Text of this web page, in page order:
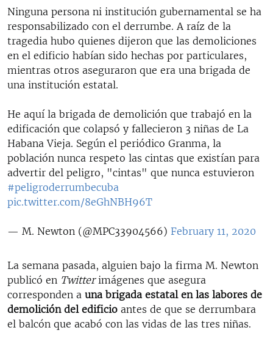
Auto 144p 360p
1080p
Ninguna persona ni institución gubernamental se ha
responsabilizado con el derrumbe. A raíz de la
tragedia hubo quienes dijeron que las demoliciones
en el edificio habían sido hechas por particulares,
mientras otros aseguraron que era una brigada de
una institución estatal.
He aquí la brigada de demolición que trabajó en la
edificación que colapsó y fallecieron 3 niñas de La
Habana Vieja. Según el periódico Granma, la
población nunca respeto las cintas que existían para
advertir del peligro, "cintas" que nunca estuvieron
#peligroderrumbecuba
pic.twitter.com/8eGhNBH96T
— M. Newton (@MPC33904566) February 11, 2020
La semana pasada, alguien bajo la firma M. Newton
publicó en Twitterimágenes que asegura
corresponden a una brigada estatal en las labores de
demolición del edificio antes de que se derrumbara
el balcón que acabó con las vidas de las tres niñas.